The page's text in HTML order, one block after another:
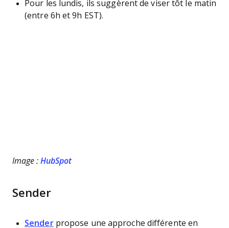
Pour les lundis, ils suggèrent de viser tôt le matin
(entre 6h et 9h EST).
Image : HubSpot
Sender
Senderpropose une approche différente en